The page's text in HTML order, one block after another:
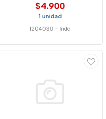
$4.900
1 unidad
1204030 - Indc